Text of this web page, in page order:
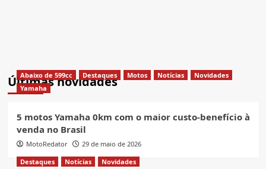
Últimas novidades
Abaixo de 599cc Destaques Motos Notícias
Novidades
Yamaha
5 motos Yamaha 0km com o maior custo-benefício à
venda no Brasil
MotoRedator
29 de maio de 2026
Destaques
Notícias Novidades